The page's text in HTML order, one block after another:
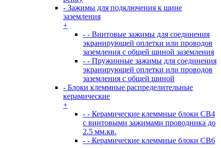
- Зажимы для подключения к шине
заземления
+
- - Винтовые зажимы для соединения
экранирующей оплетки или проводов
заземления с общей шиной заземления
- - Пружинные зажимы для соединения
экранирующей оплетки или проводов
заземления с общей шиной
- Блоки клеммные распределительные
керамические
+
- - Керамические клеммные блоки CB4
с винтовыми зажимами проводника до
2.5 мм.кв.
- - Керамические клеммные блоки CB6